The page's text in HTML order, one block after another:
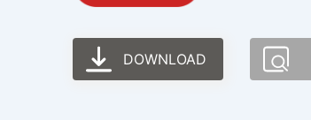
DOWNLOAD